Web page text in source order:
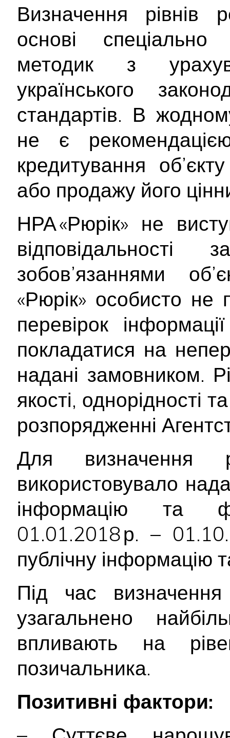
Визначення рівнів
основі спеціально
методик з
українського
стандартів. В
не є
кредитування
або продажу його
НРА «Рюрік» не
зобов’язаннями
«Рюрік» особисто не
перевірок
покладатися на
надані замовником.
якості, однорідності
розпорядженні
Для визначення
використовувало
інформацію та
01.01.2018 р. –
публічну інформацію
Під час визначення
узагальнено
впливають на
позичальника.
Позитивні фактори: